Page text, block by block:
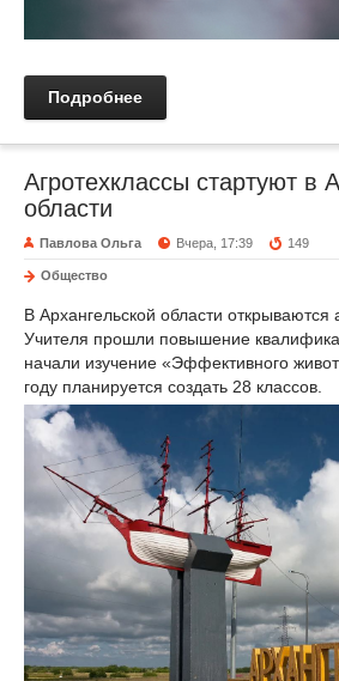
Подробнее
Агротехклассы стартуют в
области
Павлова Ольга Вчера, 17:39 149
Общество
В Архангельской области открываются
Учителя прошли повышение
начали изучение «Эффективного
году планируется создать 28 классов.